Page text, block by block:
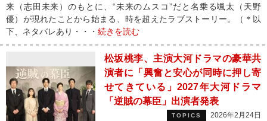
来（志田未来）のもとに、“未来のムスコ”だと名乗る颯太（天野
優）が現れたことから始まる、時を超えたラブストーリー。（＊以
下、ネタバレあり・・・ 続きを読む
松坂桃李、主演大河ドラマの豪華共
演者に「興奮と安心が同時に押し寄
せてきている」2027年大河ドラマ
「逆賊の幕臣」出演者発表
TOPICS 2026年2月24日